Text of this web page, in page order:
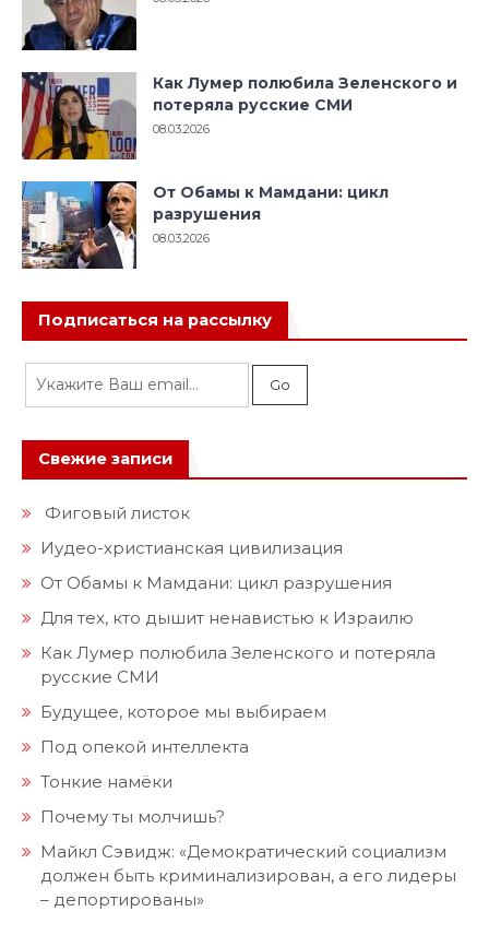
Как Лумер полюбила Зеленского и
потеряла русские СМИ
08.03.2026
От Обамы к Мамдани: цикл
разрушения
08.03.2026
Подписаться на рассылку
Свежие записи
Фиговый листок
Иудео-христианская цивилизация
От Обамы к Мамдани: цикл разрушения
Для тех, кто дышит ненавистью к Израилю
Как Лумер полюбила Зеленского и потеряла
русские СМИ
Будущее, которое мы выбираем
Под опекой интеллекта
Тонкие намёки
Почему ты молчишь?
Майкл Сэвидж: «Демократический социализм
должен быть криминализирован, а его лидеры
– депортированы»